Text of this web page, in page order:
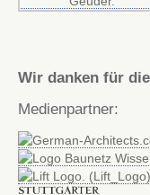
Wir danken für
Medienpartner: